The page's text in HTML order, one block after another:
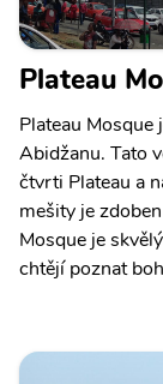
Plateau
Plateau
Abidžanu. Tato
čtvrti Plateau a
mešity je
Mosque je
chtějí poznat